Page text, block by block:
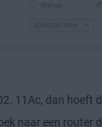
11Ac, dan hoeft
naar een router